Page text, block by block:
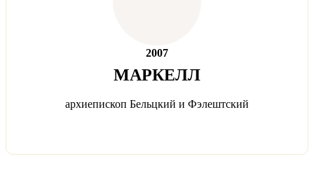
2007
МАРКЕЛЛ
архиепископ Бельцкий и Фэлештский